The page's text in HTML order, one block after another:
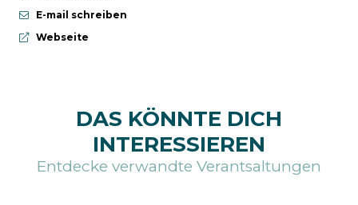
E-mail schreiben
aria.website:
Webseite
DAS KÖNNTE DICH
INTERESSIEREN
Entdecke verwandte Verantsaltungen